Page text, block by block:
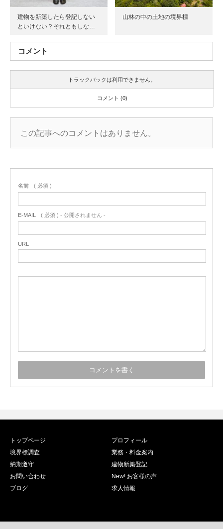
建物を新築したら登記しない
といけない？それともしな…
山林の中の土地の境界標
コメント
トラックバックは利用できません。
コメント (0)
この記事へのコメントはありません。
名前 ( 必須 )
E-MAIL ( 必須 ) - 公開されません -
URL
トップページ
プロフィール
境界標調査
業務・料金案内
納期遵守
建物新築登記
お問い合わせ
New! お客様の声
ブログ
求人情報